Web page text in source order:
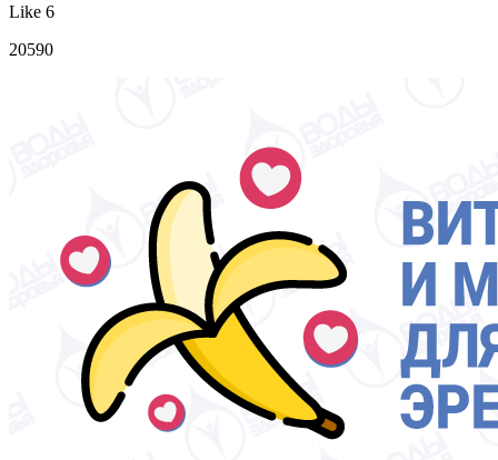
Like 6
20590